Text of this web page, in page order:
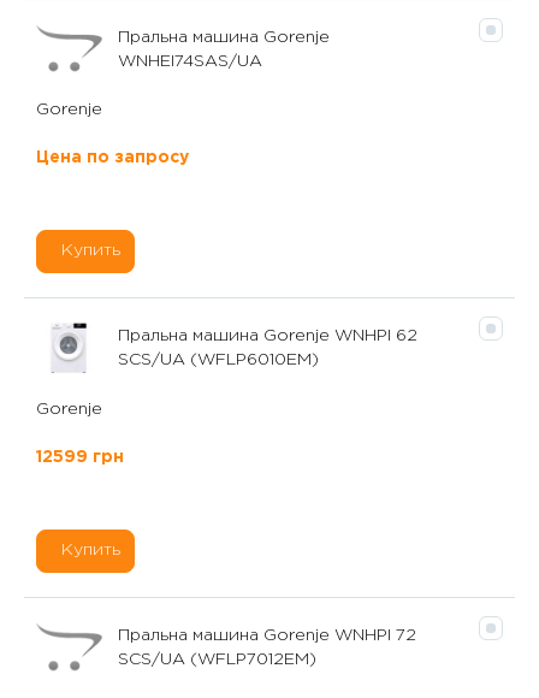
Пральна машина Gorenje
WNHEI74SAS/UA
Gorenje
Цена по запросу
Купить
Пральна машина Gorenje WNHPI 62
SCS/UA (WFLP6010EM)
Gorenje
12599 грн
Купить
Пральна машина Gorenje WNHPI 72
SCS/UA (WFLP7012EM)